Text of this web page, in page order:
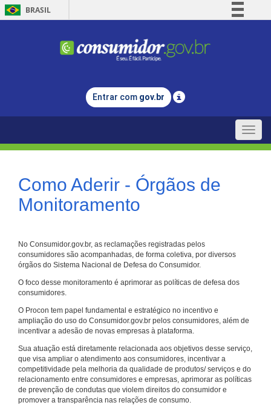
BRASIL
Comunica BR
Legislação
Entrar com gov.br
Toggle
Como Aderir - Órgãos de
Monitoramento
No Consumidor.gov.br, as reclamações registradas pelos
consumidores são acompanhadas, de forma coletiva, por diversos
órgãos do Sistema Nacional de Defesa do Consumidor.
O foco desse monitoramento é aprimorar as políticas de defesa dos
consumidores.
O Procon tem papel fundamental e estratégico no incentivo e
ampliação do uso do Consumidor.gov.br pelos consumidores, além de
incentivar a adesão de novas empresas à plataforma.
Sua atuação está diretamente relacionada aos objetivos desse serviço,
que visa ampliar o atendimento aos consumidores, incentivar a
competitividade pela melhoria da qualidade de produtos/ serviços e do
relacionamento entre consumidores e empresas, aprimorar as políticas
de prevenção de condutas que violem direitos do consumidor e
promover a transparência nas relações de consumo.